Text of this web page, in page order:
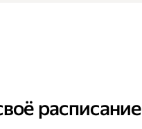
расписание